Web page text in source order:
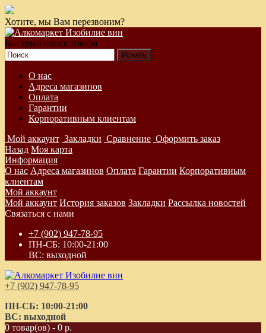
Хотите, мы Вам перезвоним?
Быстрый поиск товара
О нас
Адреса магазинов
Оплата
Гарантии
Корпоративным клиентам
Мой аккаунт Закладки Сравнение Оформить заказ
Назад Моя карта
Информация
О нас Адреса магазинов Оплата Гарантии Корпоративным
клиентам
Мой аккаунт
Мой аккаунт История заказов Закладки Рассылка новостей
Связаться с нами
+7 (902) 947-78-95
ПН-СБ: 10:00-21:00
ВС: выходной
+7 (902) 947-78-95
ПН-СБ: 10:00-21:00
ВС: выходной
0 товар(ов) - 0 р.